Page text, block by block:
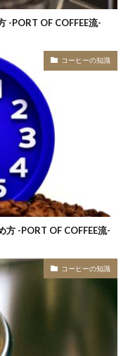
-PORT OF COFFEE流-
コーヒーの知識
-PORT OF COFFEE流-
コーヒーの知識